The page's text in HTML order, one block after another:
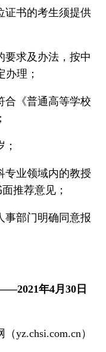
证书的考生须提供
要求及办法，按中
理；
合《普通高等学校
专业领域内的教授
推荐意见；
事部门明确同意报
年4月30日
yz.chsi.com.cn）